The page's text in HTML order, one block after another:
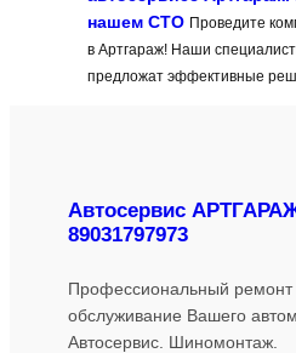
нашем СТО Проведите
в Артгараж! Наши
предложат эффективные
Автосервис
89031797973
Профессиональный ремонт
обслуживание Вашего
Автосервис. Шиномонтаж.